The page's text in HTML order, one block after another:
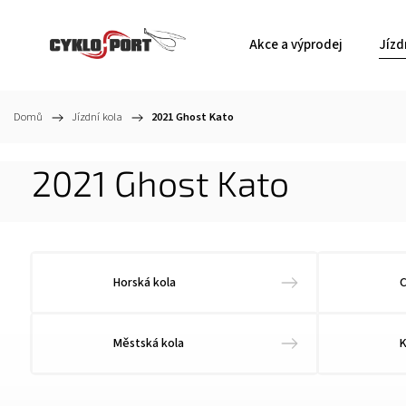
Akce a výprodej
Domů / Jízdní kola / 2021 Ghost Kato
2021 Ghost Kato
Horská kola
Městská kola